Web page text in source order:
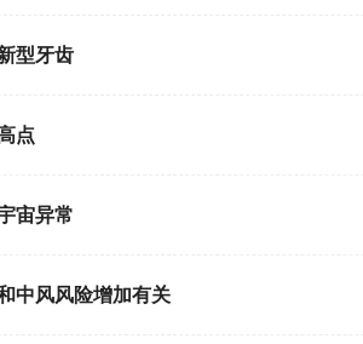
型牙齿
点
宙异常
中风风险增加有关